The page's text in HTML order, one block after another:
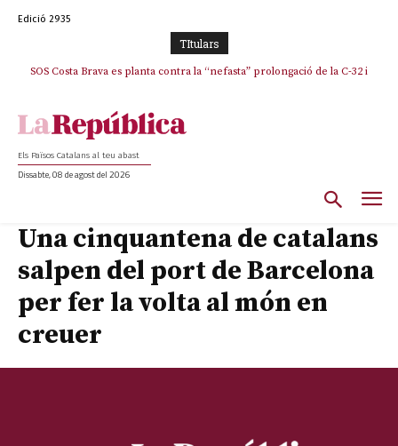
Edició 2935
TItulars
SOS Costa Brava es planta contra la “nefasta” prolongació de la C-32 i
Els Països Catalans al teu abast
Dissabte, 08 de agost del 2026
Una cinquantena de catalans
salpen del port de Barcelona
per fer la volta al món en
creuer